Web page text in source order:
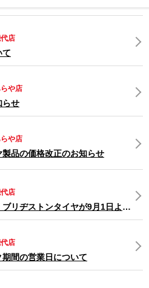
店
て
や店
らせ
や店
品の価格改正のお知らせ
店
【重要なお知らせ】ブリヂストンタイヤが9月1日より値上げへ。
店
間の営業日について